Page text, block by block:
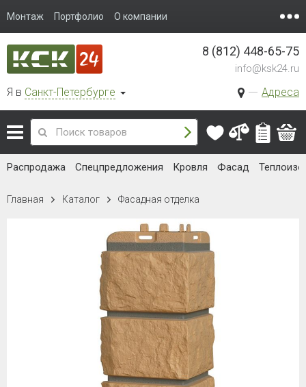
Монтаж Портфолио О компании
Я в Санкт-Петербурге Адреса
8 (812) 448-65-75
info@ksk24.ru
Распродажа Спецпредложения Кровля Фасад
Главная Каталог Фасадная отделка